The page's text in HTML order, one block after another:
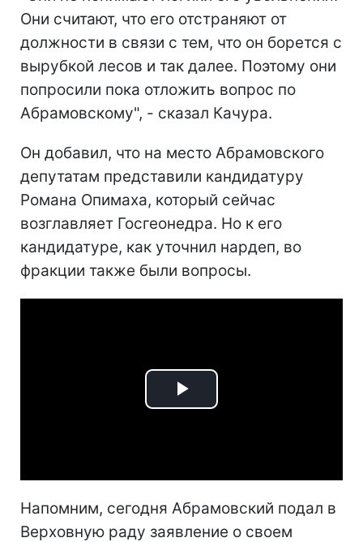
Они считают, что его отстраняют от
должности в связи с тем, что он борется с
вырубкой лесов и так далее. Поэтому они
попросили пока отложить вопрос по
Абрамовскому", - сказал Качура.
Он добавил, что на место Абрамовского
депутатам представили кандидатуру
Романа Опимаха, который сейчас
возглавляет Госгеонедра. Но к его
кандидатуре, как уточнил нардеп, во
фракции также были вопросы.
Play
Напомним, сегодня Абрамовский подал в
Верховную раду заявление о своем